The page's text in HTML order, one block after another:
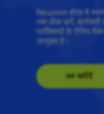
Réunion क्षेत्र में
तक ठीक करें, क्रॉक्सी
प्रॉक्सियों के टैरिफ
उपयुक्त है।
अब खरीदें